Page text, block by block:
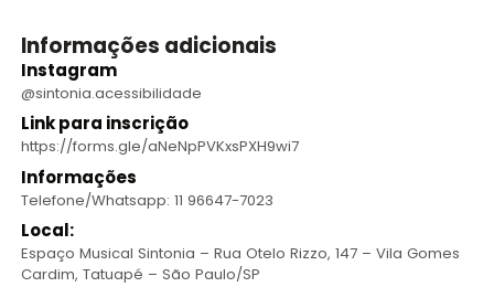
Informações adicionais
Instagram
@sintonia.acessibilidade
Link para inscrição
https://forms.gle/aNeNpPVKxsPXH9wi7
Informações
Telefone/Whatsapp: 11 96647-7023
Local:
Espaço Musical Sintonia – Rua Otelo Rizzo, 147 – Vila Gomes
Cardim, Tatuapé – São Paulo/SP